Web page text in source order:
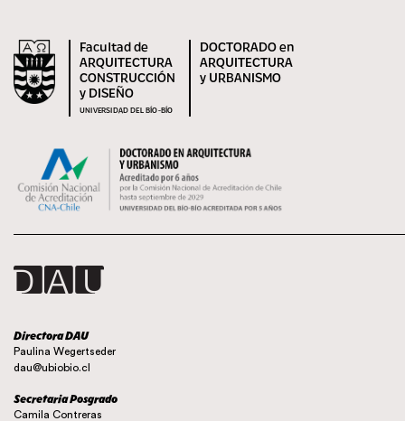
Facultad de
ARQUITECTURA
CONSTRUCCIÓN
y DISEÑO
UNIVERSIDAD DEL BÍO-BÍO
DOCTORADO en
ARQUITECTURA
y URBANISMO
Directora DAU
Paulina Wegertseder
dau@ubiobio.cl
Secretaria Posgrado
Camila Contreras